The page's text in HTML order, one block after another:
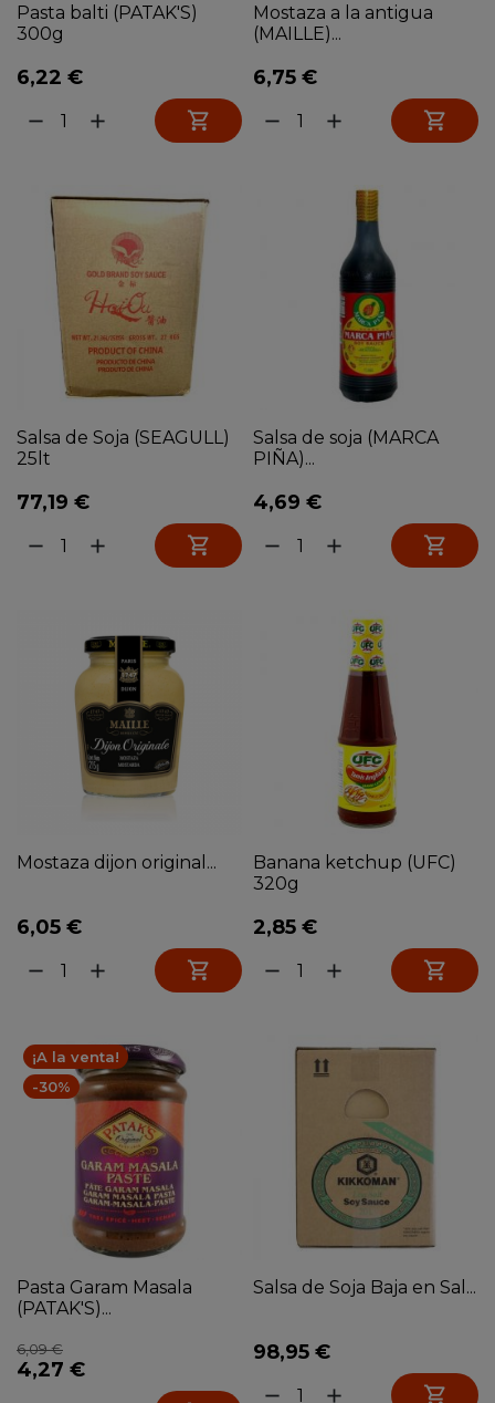
Pasta balti (PATAK'S)
300g
6,22 €
remove add 
Mostaza a la antigua
(MAILLE)...
6,75 €
remove add 
Salsa de Soja (SEAGULL)
25lt
77,19 €
remove add 
Salsa de soja (MARCA
PIÑA)...
4,69 €
remove add 
Mostaza dijon original...
6,05 €
remove add 
Banana ketchup (UFC)
320g
2,85 €
remove add 
¡A la venta!
-30%
Pasta Garam Masala
(PATAK'S)...
6,09 €
4,27 €
Salsa de Soja Baja en Sal...
98,95 €
remove add 